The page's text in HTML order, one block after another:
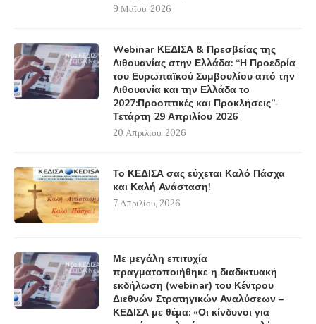
9 Μαΐου, 2026
Webinar ΚΕΔΙΣΑ & Πρεσβείας της
Λιθουανίας στην Ελλάδα: “Η Προεδρία
του Ευρωπαϊκού Συμβουλίου από την
Λιθουανία και την Ελλάδα το
2027:Προοπτικές και Προκλήσεις”-
Τετάρτη 29 Απριλίου 2026
20 Απριλίου, 2026
Το ΚΕΔΙΣΑ σας εύχεται Καλό Πάσχα
και Καλή Ανάσταση!
7 Απριλίου, 2026
Με μεγάλη επιτυχία
πραγματοποιήθηκε η διαδικτυακή
εκδήλωση (webinar) του Κέντρου
Διεθνών Στρατηγικών Αναλύσεων –
ΚΕΔΙΣΑ με θέμα: «Οι κίνδυνοι για